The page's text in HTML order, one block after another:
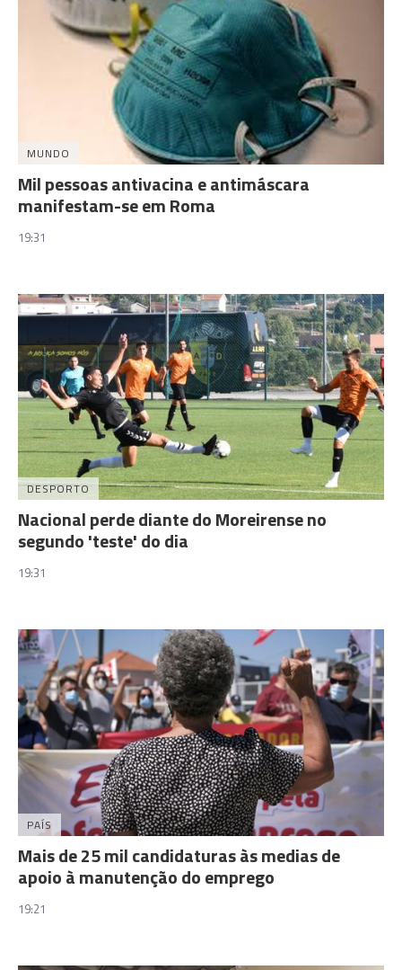
MUNDO
Mil pessoas antivacina e antimáscara
manifestam-se em Roma
19:31
DESPORTO
Nacional perde diante do Moreirense no
segundo 'teste' do dia
19:31
PAÍS
Mais de 25 mil candidaturas às medias de
apoio à manutenção do emprego
19:21